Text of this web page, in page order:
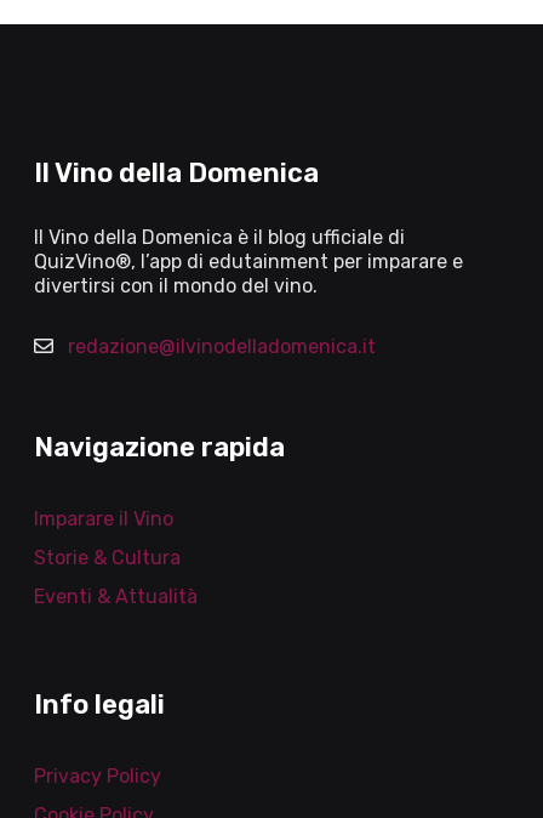
Il Vino della Domenica
Il Vino della Domenica è il blog ufficiale di
QuizVino®, l’app di edutainment per imparare e
divertirsi con il mondo del vino.
redazione@ilvinodelladomenica.it
Navigazione rapida
Imparare il Vino
Storie & Cultura
Eventi & Attualità
Info legali
Privacy Policy